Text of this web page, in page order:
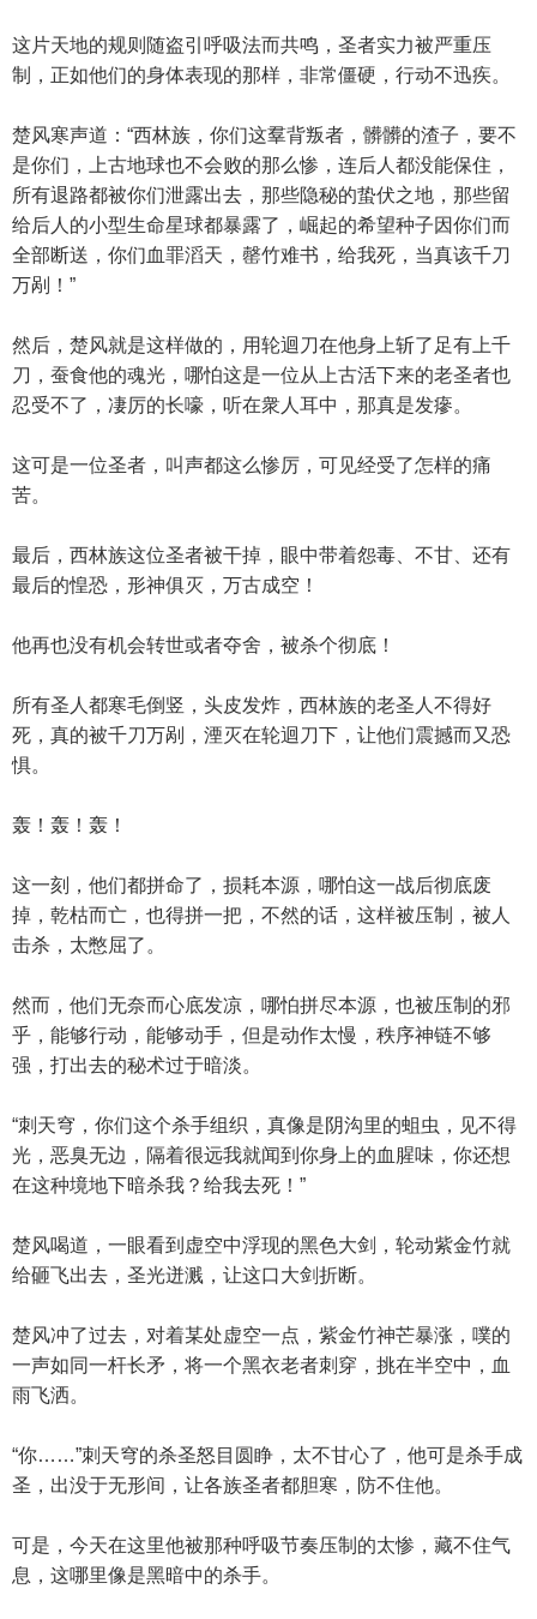
这片天地的规则随盗引呼吸法而共鸣，圣者实力被严重压
制，正如他们的身体表现的那样，非常僵硬，行动不迅疾。
楚风寒声道：“西林族，你们这羣背叛者，髒髒的渣子，要不
是你们，上古地球也不会败的那么惨，连后人都没能保住，
所有退路都被你们泄露出去，那些隐秘的蛰伏之地，那些留
给后人的小型生命星球都暴露了，崛起的希望种子因你们而
全部断送，你们血罪滔天，罄竹难书，给我死，当真该千刀
万剐！”
然后，楚风就是这样做的，用轮迴刀在他身上斩了足有上千
刀，蚕食他的魂光，哪怕这是一位从上古活下来的老圣者也
忍受不了，凄厉的长嚎，听在衆人耳中，那真是发瘮。
这可是一位圣者，叫声都这么惨厉，可见经受了怎样的痛
苦。
最后，西林族这位圣者被干掉，眼中带着怨毒、不甘、还有
最后的惶恐，形神俱灭，万古成空！
他再也没有机会转世或者夺舍，被杀个彻底！
所有圣人都寒毛倒竖，头皮发炸，西林族的老圣人不得好
死，真的被千刀万剐，湮灭在轮迴刀下，让他们震撼而又恐
惧。
轰！轰！轰！
这一刻，他们都拼命了，损耗本源，哪怕这一战后彻底废
掉，乾枯而亡，也得拼一把，不然的话，这样被压制，被人
击杀，太憋屈了。
然而，他们无奈而心底发凉，哪怕拼尽本源，也被压制的邪
乎，能够行动，能够动手，但是动作太慢，秩序神链不够
强，打出去的秘术过于暗淡。
“刺天穹，你们这个杀手组织，真像是阴沟里的蛆虫，见不得
光，恶臭无边，隔着很远我就闻到你身上的血腥味，你还想
在这种境地下暗杀我？给我去死！”
楚风喝道，一眼看到虚空中浮现的黑色大剑，轮动紫金竹就
给砸飞出去，圣光迸溅，让这口大剑折断。
楚风冲了过去，对着某处虚空一点，紫金竹神芒暴涨，噗的
一声如同一杆长矛，将一个黑衣老者刺穿，挑在半空中，血
雨飞洒。
“你……”刺天穹的杀圣怒目圆睁，太不甘心了，他可是杀手成
圣，出没于无形间，让各族圣者都胆寒，防不住他。
可是，今天在这里他被那种呼吸节奏压制的太惨，藏不住气
息，这哪里像是黑暗中的杀手。